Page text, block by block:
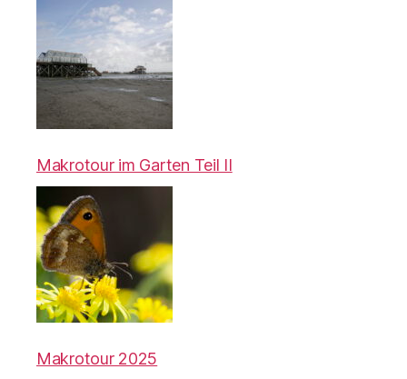
Makrotour im Garten Teil II
Makrotour 2025